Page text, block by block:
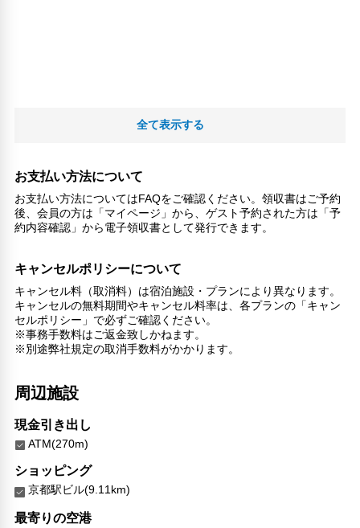
全て表示する
お支払い方法について
お支払い方法についてはFAQをご確認ください。領収書はご予約
後、会員の方は「マイページ」から、ゲスト予約された方は「予
約内容確認」から電子領収書として発行できます。
キャンセルポリシーについて
キャンセル料（取消料）は宿泊施設・プランにより異なります。
キャンセルの無料期間やキャンセル料率は、各プランの「キャン
セルポリシー」で必ずご確認ください。
※事務手数料はご返金致しかねます。
※別途弊社規定の取消手数料がかかります。
周辺施設
現金引き出し
ATM(270m)
ショッピング
京都駅ビル(9.11km)
最寄りの空港